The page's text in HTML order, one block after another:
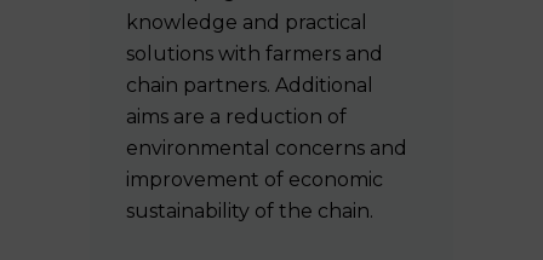
knowledge and practical
solutions with farmers and
chain partners. Additional
aims are a reduction of
environmental concerns and
improvement of economic
sustainability of the chain.